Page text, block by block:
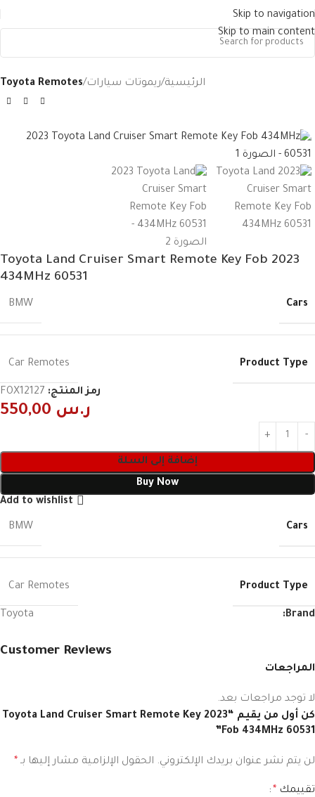
Skip to navigation
Skip to main content
الرئيسية ريموتات سيارات Toyota Remotes
2023 Toyota Land Cruiser Smart Remote Key Fob
434MHz 60531
Cars
BMW
Product Type
Car Remotes
رمز المنتج: FOX12127
ر.س
إضافة إلى السلة
Buy Now
Add to wishlist
Cars
BMW
Product Type
Car Remotes
Brand:
Toyota
Customer Reviews
المراجعات
لا توجد مراجعات بعد.
كن أول من يقيم “2023 Toyota Land Cruiser Smart Remote Key
Fob 434MHz 60531”
لن يتم نشر عنوان بريدك الإلكتروني. الحقول الإلزامية مشار إليها بـ *
تقييمك *